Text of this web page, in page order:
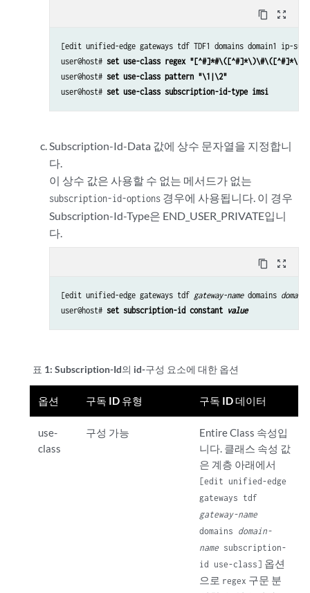
content_copy zoom_out_map
[edit unified-edge gateways tdf TDF1 domains domain1 ip-
user@host# set use-class regex "[^#]*#\([^#]*\)\#\([^#]*\)"
user@host# set use-class pattern "\1|\2"
user@host# set use-class subscription-id-type imsi
Subscription-Id-Data 값에 상수 문자열을 지정합니
다.
이 상수 값은 사용할 수 없는 메서드가 없는
subscription-id-options경우에 사용됩니다. 이 경우
Subscription-Id-Type은 END_USER_PRIVATE입니
다.
content_copy zoom_out_map
[edit unified-edge gateways tdf gateway-name domains domain-
user@host# set subscription-id constant value
표 1:Subscription-Id의 id-구성 요소에 대한 옵션
옵션 구독 ID 유형 구독 ID 데이터
use-
class
구성 가능
Entire Class 속성입
니다. 클래스 속성 값
은 계층 아래에서
[edit unified-edge
gateways tdf
gateway-name
domains domain-
namesubscription-
id use-class] 옵션
으로 regex 구문 분